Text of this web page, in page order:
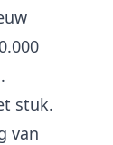
stuk.
van